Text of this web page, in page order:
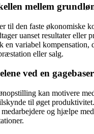
mellem
til den faste økonomiske
uanset resultater eller
en variabel kompensation,
eller salg.
ved en
kan motivere
til øget
og hjælpe